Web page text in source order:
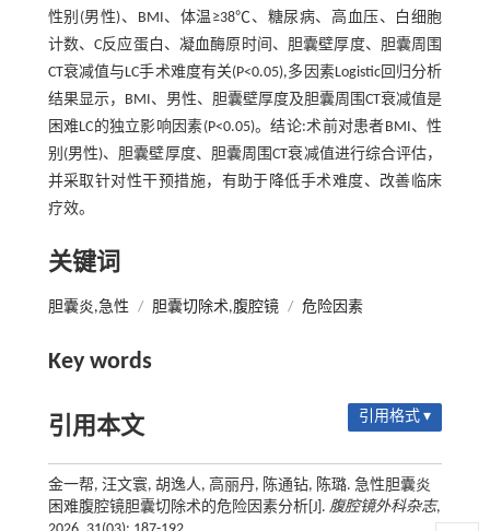
性别(男性)、BMI、体温≥38℃、糖尿病、高血压、白细胞
计数、C反应蛋白、凝血酶原时间、胆囊壁厚度、胆囊周围
CT衰减值与LC手术难度有关(P<0.05),多因素Logistic回归分析
结果显示，BMI、男性、胆囊壁厚度及胆囊周围CT衰减值是
困难LC的独立影响因素(P<0.05)。结论:术前对患者BMI、性
别(男性)、胆囊壁厚度、胆囊周围CT衰减值进行综合评估，
并采取针对性干预措施，有助于降低手术难度、改善临床
疗效。
关键词
胆囊炎,急性 / 胆囊切除术,腹腔镜 / 危险因素
Key words
引用本文 引用格式 ▾
金一帮, 汪文寰, 胡逸人, 高丽丹, 陈通钻, 陈璐. 急性胆囊炎
困难腹腔镜胆囊切除术的危险因素分析[J]. 腹腔镜外科杂志,